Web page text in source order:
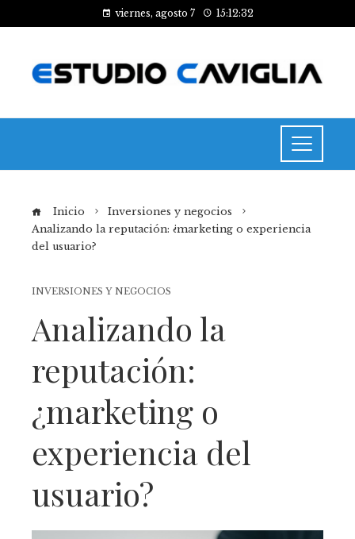
viernes, agosto 7 15:12:33
Inicio
Inversiones y negocios
Analizando la reputación: ¿marketing o experiencia
del usuario?
INVERSIONES Y NEGOCIOS
Analizando la
reputación:
¿marketing o
experiencia del
usuario?